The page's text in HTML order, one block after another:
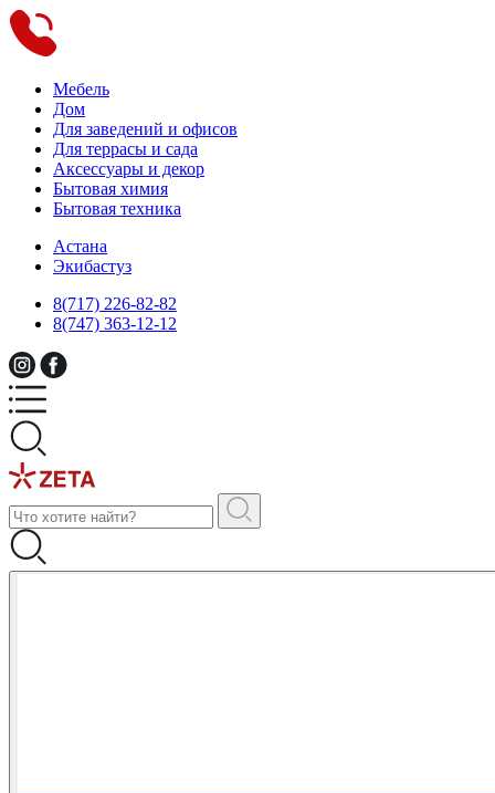
Мебель
Дом
Для заведений и офисов
Для террасы и сада
Аксессуары и декор
Бытовая химия
Бытовая техника
Астана
Экибастуз
8(717) 226-82-82
8(747) 363-12-12